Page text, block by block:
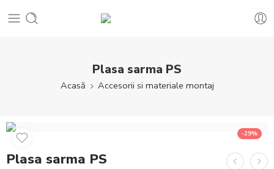
Plasa sarma PS
Acasă Accesorii si materiale montaj
-29%
Plasa sarma PS